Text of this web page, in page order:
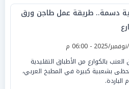
دسمة.. طريقة عمل طاجن ورق
بالكوارع من الأطباق التقليدية
بشعبية كبيرة في المطبخ العربي،